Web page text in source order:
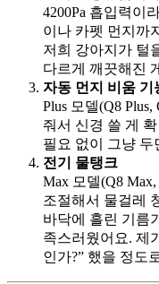
4200Pa 흡입력이
이나 카펫 먼지까
저희 강아지가 털
다르게 깨끗해진
자동 먼지 비움 기
Plus 모델(Q8
줘서 신경 쓸 게
필요 없이 그냥 두
전기 물탱크
Max 모델(Q8
조절해서 물걸레
바닥에 흘린 기름
족스러웠어요. 제
인가?” 했을 정도